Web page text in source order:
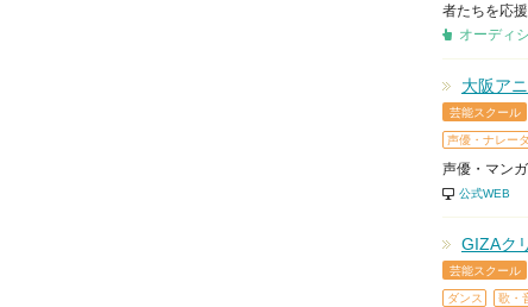
者たちを応援
オーディ
大阪ア
芸能スクール
声優・ナレー
声優・マン
公式WEB
GIZAク
芸能スクール
ダンス 歌・